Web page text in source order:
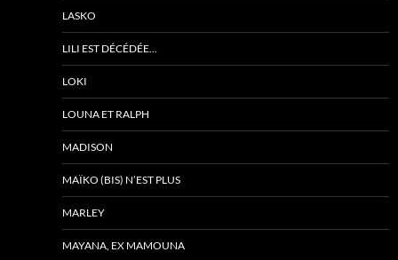
LASKO
LILI EST DÉCÉDÉE…
LOKI
LOUNA ET RALPH
MADISON
MAÏKO (BIS) N’EST PLUS
MARLEY
MAYANA, EX MAMOUNA